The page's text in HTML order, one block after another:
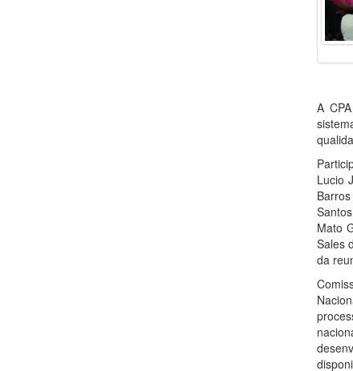
A
Lucio
Mato
Sales
da